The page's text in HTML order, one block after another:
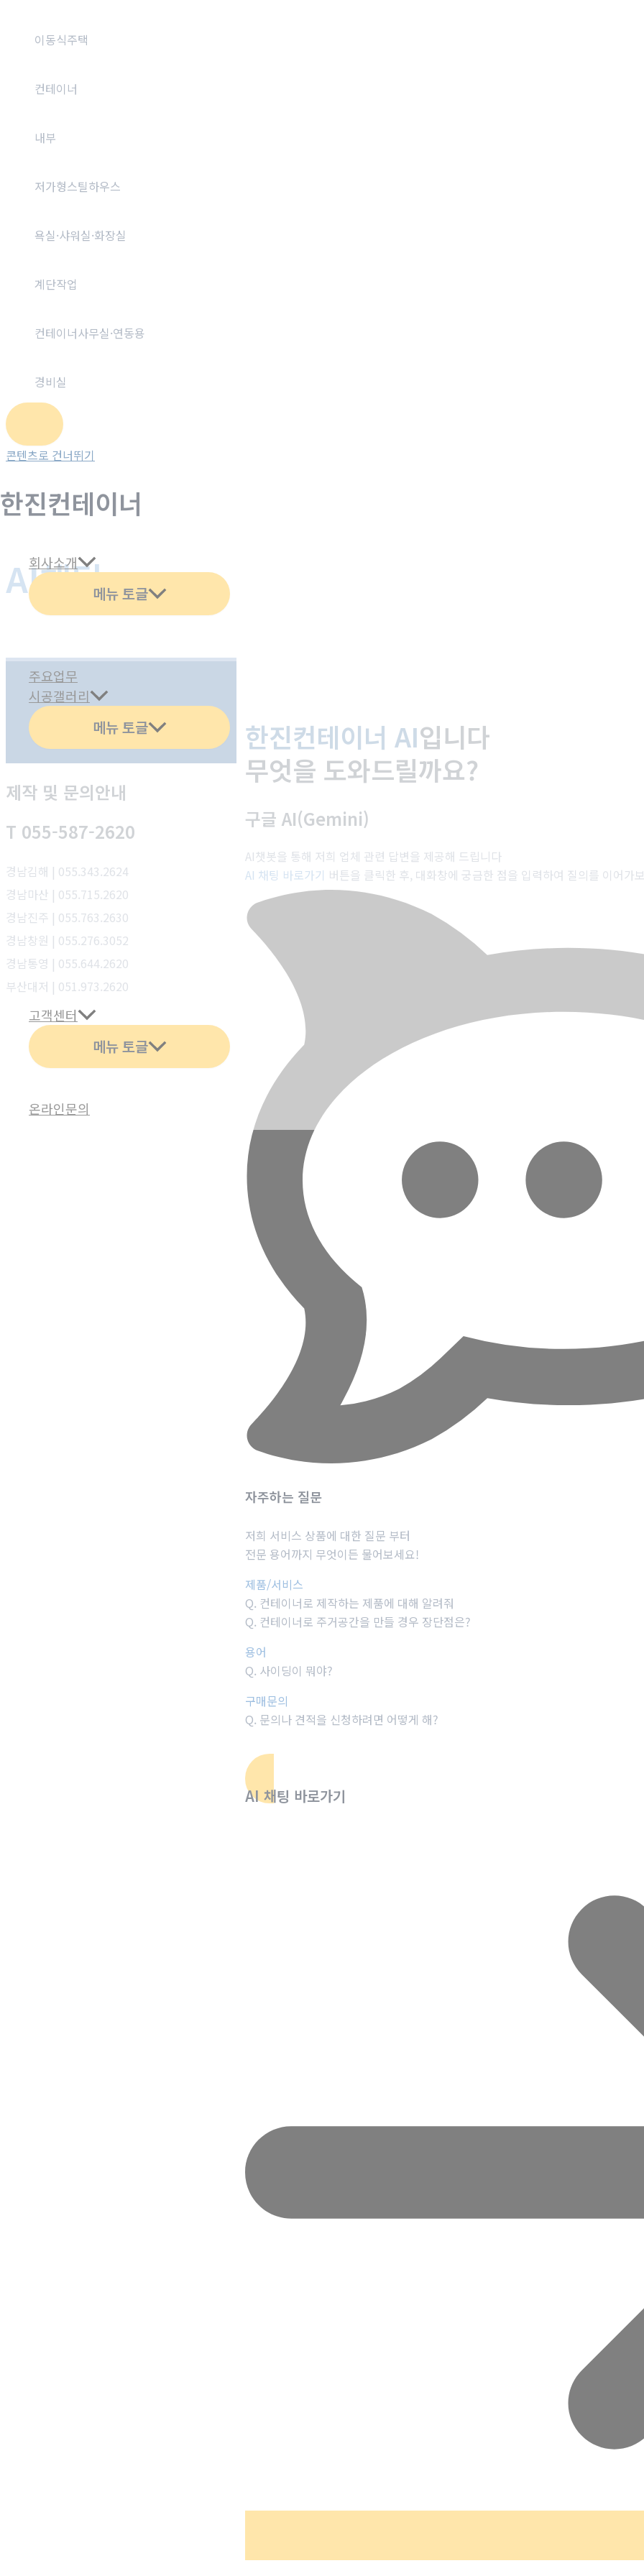
이동식주택
컨테이너
내부
저가형스틸하우스
욕실·샤워실·화장실
계단작업
컨테이너사무실·연동용
경비실
콘텐츠로 건너뛰기
한진컨테이너
회사소개
메뉴 토글
주요업무
시공갤러리
메뉴 토글
고객센터
메뉴 토글
온라인문의
AI채팅
제작 및 문의안내
T 055-587-2620
경남김해 | 055.343.2624
경남마산 | 055.715.2620
경남진주 | 055.763.2630
경남창원 | 055.276.3052
경남통영 | 055.644.2620
부산대저 | 051.973.2620
한진컨테이너 AI입니다
무엇을 도와드릴까요?
구글 AI(Gemini)
AI챗봇을 통해 저희 업체 관련 답변을 제공해 드립니다
AI 채팅 바로가기 버튼을 클릭한 후, 대화창에 궁금한 점을 입력하여 질의를 이어가
자주하는 질문
저희 서비스 상품에 대한 질문 부터
전문 용어까지 무엇이든 물어보세요!
제품/서비스
Q. 컨테이너로 제작하는 제품에 대해 알려줘
Q. 컨테이너로 주거공간을 만들 경우 장단점은?
용어
Q. 사이딩이 뭐야?
구매문의
Q. 문의나 견적을 신청하려면 어떻게 해?
AI 채팅 바로가기